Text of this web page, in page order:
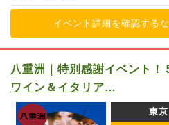
イベント詳細を確認する
八重洲｜特別感謝イベント！
ワイン＆イタリア…
東京